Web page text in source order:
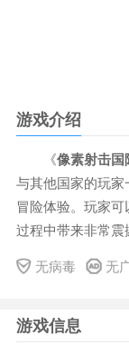
游戏介绍
《像素射击国
与其他国家的玩
冒险体验。玩家
过程中带来非常
素风格的视觉体
戏的难度，同时
无病毒 无
游戏信息